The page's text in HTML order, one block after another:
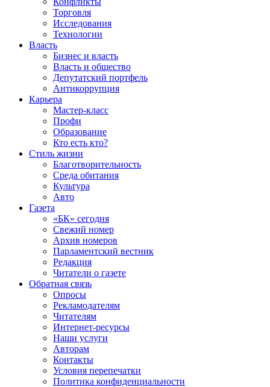
Торговля
Исследования
Технологии
Власть
Бизнес и власть
Власть и общество
Депутатский портфель
Антикоррупция
Карьера
Мастер-класс
Профи
Образование
Кто есть кто?
Стиль жизни
Благотворительность
Среда обитания
Культура
Авто
Газета
«БК» сегодня
Свежий номер
Архив номеров
Парламентский вестник
Редакция
Читатели о газете
Обратная связь
Опросы
Рекламодателям
Читателям
Интернет-ресурсы
Наши услуги
Авторам
Контакты
Условия перепечатки
Политика конфиденциальности